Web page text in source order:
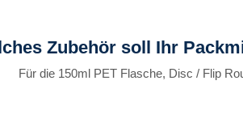
Zubehör soll Ihr
Für die 150ml PET Flasche, Disc / Flip